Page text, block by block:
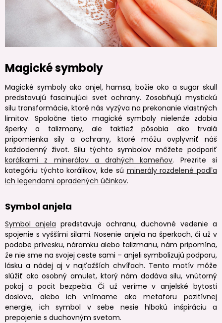
Magické symboly
Magické symboly ako anjel, hamsa, božie oko a sugar skull
predstavujú fascinujúci svet ochrany. Zosobňujú mystickú
silu transformácie, ktoré nás vyzýva na prekonanie vlastných
limitov. Spoločne tieto magické symboly nielenže zdobia
šperky a talizmany, ale taktiež pôsobia ako trvalá
pripomienka sily a ochrany, ktoré môžu ovplyvniť náš
každodenný život. Silu týchto symbolov môžete podporiť
korálkami z minerálov a drahých kameňov. Prezrite si
kategóriu týchto korálikov, kde sú minerály rozdelené podľa
ich legendami opradených účinkov.
Symbol anjela
Symbol anjela predstavuje ochranu, duchovné vedenie a
spojenie s vyššími silami. Nosenie anjela na šperkoch, či už v
podobe prívesku, náramku alebo talizmanu, nám pripomína,
že nie sme na svojej ceste sami – anjeli symbolizujú podporu,
lásku a nádej aj v najťažších chvíľach. Tento motív môže
slúžiť ako osobný amulet, ktorý nám dodáva silu, vnútorný
pokoj a pocit bezpečia. Či už veríme v anjelské bytosti
doslova, alebo ich vnímame ako metaforu pozitívnej
energie, ich symbol v sebe nesie hlbokú inšpiráciu a
prepojenie s duchovným svetom.